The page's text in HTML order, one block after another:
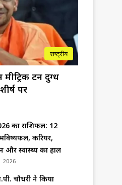
राष्ट्रीय
टन दुग्ध
पर
का राशिफल: 12
करियर,
और स्वास्थ्य का हाल
चौधरी ने किया